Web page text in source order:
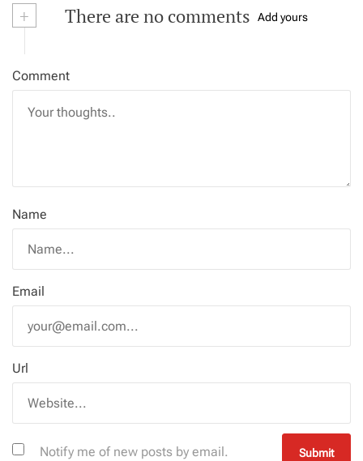
+ There are no comments Add yours
Comment
Name
Email
Url
Notify me of new posts by email.